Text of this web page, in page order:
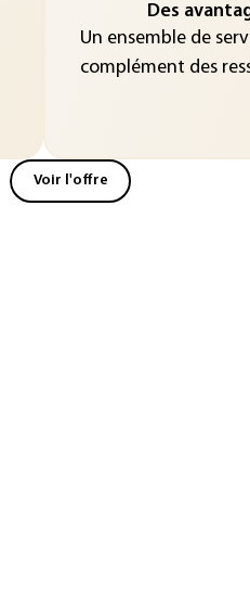
Des
Un ensemble de
complément des
Voir l'offre